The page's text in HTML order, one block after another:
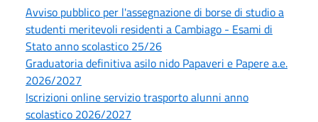
Avviso pubblico per l'assegnazione di borse di studio a
studenti meritevoli residenti a Cambiago - Esami di
Stato anno scolastico 25/26
Graduatoria definitiva asilo nido Papaveri e Papere a.e.
2026/2027
Iscrizioni online servizio trasporto alunni anno
scolastico 2026/2027